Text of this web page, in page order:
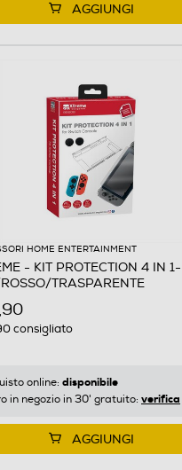
AGGIUNGI
HOME ENTERTAINMENT
- KIT PROTECTION 4 IN 1-
TRASPARENTE
consigliato
online: disponibile
in negozio in 30' gratuito: verifica
AGGIUNGI